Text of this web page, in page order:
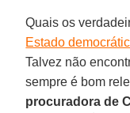
Quais os
Estado
Talvez não
sempre é bom
procuradora de